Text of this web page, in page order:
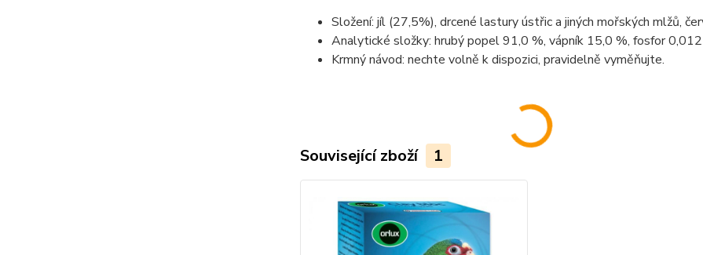
Složení: jíl (27,5%), drcené lastury ústřic a jiných mořských mlžů,
Analytické složky: hrubý popel 91,0 %, vápník 15,0 %, fosfor
Krmný návod: nechte volně k dispozici, pravidelně vyměňujte.
Související zboží 1